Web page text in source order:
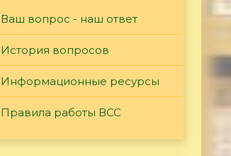
Ваш вопрос - наш ответ
История вопросов
Информационные ресурсы
Правила работы ВСС